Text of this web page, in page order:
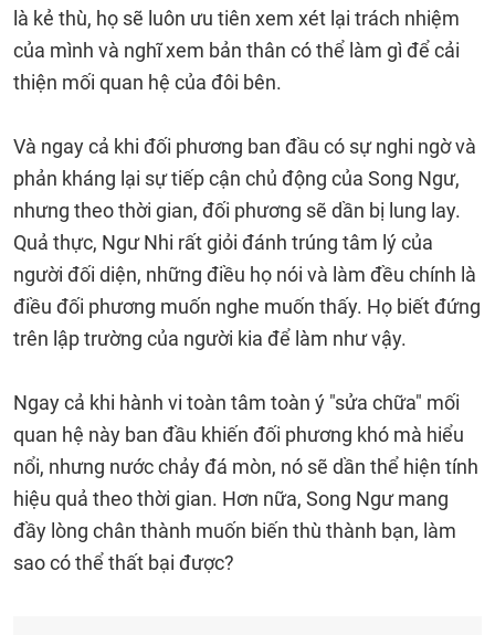
là kẻ thù, họ sẽ luôn ưu tiên xem xét lại trách nhiệm
của mình và nghĩ xem bản thân có thể làm gì để cải
thiện mối quan hệ của đôi bên.
Và ngay cả khi đối phương ban đầu có sự nghi ngờ và
phản kháng lại sự tiếp cận chủ động của Song Ngư,
nhưng theo thời gian, đối phương sẽ dần bị lung lay.
Quả thực, Ngư Nhi rất giỏi đánh trúng tâm lý của
người đối diện, những điều họ nói và làm đều chính là
điều đối phương muốn nghe muốn thấy. Họ biết đứng
trên lập trường của người kia để làm như vậy.
Ngay cả khi hành vi toàn tâm toàn ý "sửa chữa" mối
quan hệ này ban đầu khiến đối phương khó mà hiểu
nổi, nhưng nước chảy đá mòn, nó sẽ dần thể hiện tính
hiệu quả theo thời gian. Hơn nữa, Song Ngư mang
đầy lòng chân thành muốn biến thù thành bạn, làm
sao có thể thất bại được?